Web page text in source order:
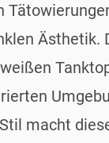
Ästhetik.
macht